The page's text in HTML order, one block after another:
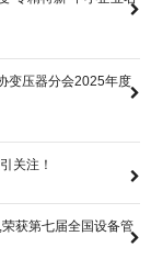
变压器分会2025年度
关注！
获第七届全国设备管